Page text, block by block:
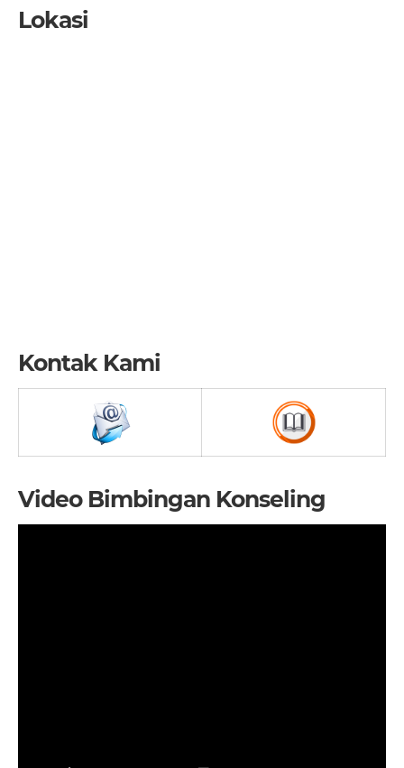
Lokasi
Kontak Kami
Video Bimbingan Konseling